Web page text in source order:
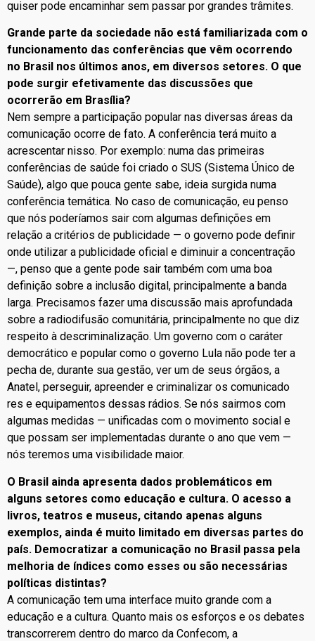
quiser pode encaminhar sem passar por grandes trâmites.
Grande parte da sociedade não está familiarizada com o
funcionamento das conferências que vêm ocorrendo
no Brasil nos últimos anos, em diversos setores. O que
pode surgir efetivamente das discussões que
ocorrerão em Brasília?
Nem sempre a participação popular nas diversas áreas da
comunicação ocorre de fato. A conferência terá muito a
acrescentar nisso. Por exemplo: numa das primeiras
conferências de saúde foi criado o SUS (Sistema Único de
Saúde), algo que pouca gente sabe, ideia surgida numa
conferência temática. No caso de comunicação, eu penso
que nós poderíamos sair com algumas definições em
relação a critérios de publicidade — o governo pode definir
onde utilizar a publicidade oficial e diminuir a concentração
—, penso que a gente pode sair também com uma boa
definição sobre a inclusão digital, principalmente a banda
larga. Precisamos fazer uma discussão mais aprofundada
sobre a radiodifusão comunitária, principalmente no que diz
respeito à descriminalização. Um governo com o caráter
democrático e popular como o governo Lula não pode ter a
pecha de, durante sua gestão, ver um de seus órgãos, a
Anatel, perseguir, apreender e criminalizar os comunicado
res e equipamentos dessas rádios. Se nós sairmos com
algumas medidas — unificadas com o movimento social e
que possam ser implementadas durante o ano que vem —
nós teremos uma visibilidade maior.
O Brasil ainda apresenta dados problemáticos em
alguns setores como educação e cultura. O acesso a
livros, teatros e museus, citando apenas alguns
exemplos, ainda é muito limitado em diversas partes do
país. Democratizar a comunicação no Brasil passa pela
melhoria de índices como esses ou são necessárias
políticas distintas?
A comunicação tem uma interface muito grande com a
educação e a cultura. Quanto mais os esforços e os debates
transcorrerem dentro do marco da Confecom, a